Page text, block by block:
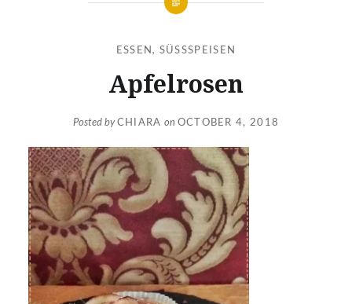
ESSEN, SÜSSSPEISEN
Apfelrosen
Posted byCHIARA on OCTOBER 4, 2018